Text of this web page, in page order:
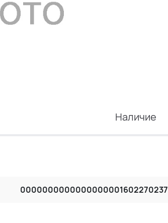
Наличие
0000000000000000001602270237